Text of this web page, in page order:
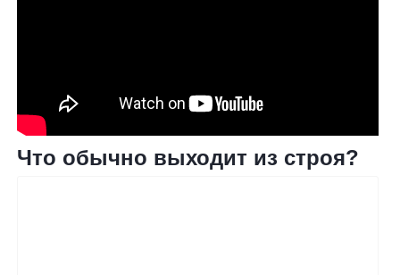
Что обычно выходит из строя?